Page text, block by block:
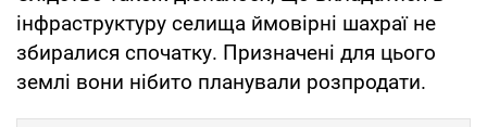
інфраструктуру селища ймовірні шахраї не
збиралися спочатку. Призначені для цього
землі вони нібито планували розпродати.